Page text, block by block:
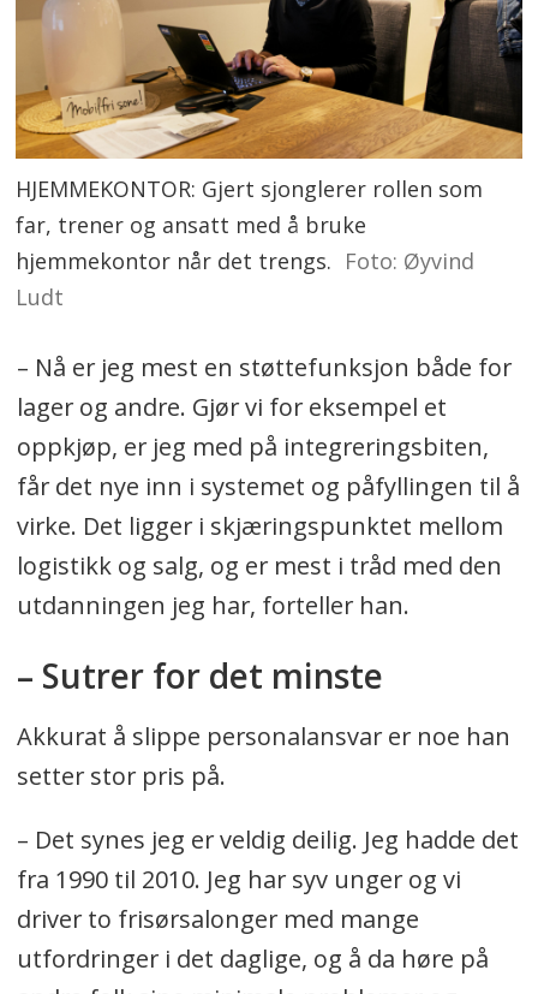
HJEMMEKONTOR: Gjert sjonglerer rollen som
far, trener og ansatt med å bruke
hjemmekontor når det trengs. Foto: Øyvind
Ludt
– Nå er jeg mest en støttefunksjon både for
lager og andre. Gjør vi for eksempel et
oppkjøp, er jeg med på integreringsbiten,
får det nye inn i systemet og påfyllingen til å
virke. Det ligger i skjæringspunktet mellom
logistikk og salg, og er mest i tråd med den
utdanningen jeg har, forteller han.
– Sutrer for det minste
Akkurat å slippe personalansvar er noe han
setter stor pris på.
– Det synes jeg er veldig deilig. Jeg hadde det
fra 1990 til 2010. Jeg har syv unger og vi
driver to frisørsalonger med mange
utfordringer i det daglige, og å da høre på